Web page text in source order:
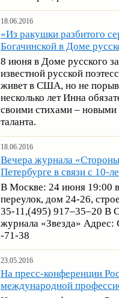
18.06.2016
«Из ракушки разбитого
Богачинской в Доме
8 июня в Доме русского
известной русской
живет в США, но не
несколько лет Инна
своими стихами – новыми
таланта.
18.06.2016
Вечера журнала
Петербурге в связи с 10-
В Москве: 24 июня 19:00
переулок, дом 24-26,
35-11,(495) 917‒35‒20 В
журнала «Звезда» Адрес:
-71-38
23.05.2016
На пресс-конференции
международной